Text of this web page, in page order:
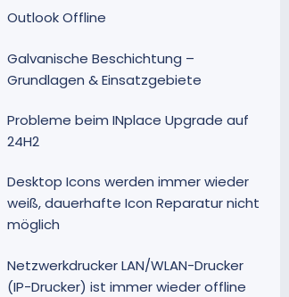
Outlook Offline
Galvanische Beschichtung –
Grundlagen & Einsatzgebiete
Probleme beim INplace Upgrade auf
24H2
Desktop Icons werden immer wieder
weiß, dauerhafte Icon Reparatur nicht
möglich
Netzwerkdrucker LAN/WLAN-Drucker
(IP-Drucker) ist immer wieder offline